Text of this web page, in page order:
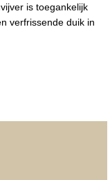
is toegankelijk
verfrissende duik in